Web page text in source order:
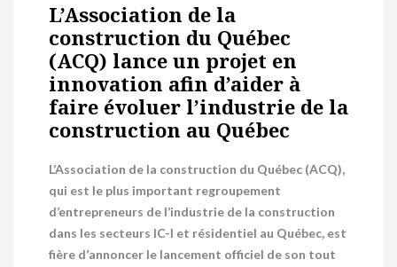
L’Association de la
construction du Québec
(ACQ) lance un projet en
innovation afin d’aider à
faire évoluer l’industrie de la
construction au Québec
L’Association de la construction du Québec (ACQ),
qui est le plus important regroupement
d’entrepreneurs de l’industrie de la construction
dans les secteurs IC-I et résidentiel au Québec, est
fière d’annoncer le lancement officiel de son tout